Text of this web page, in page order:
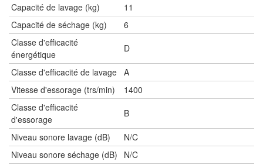
Capacité de lavage (kg)
11
Capacité de séchage (kg)
6
Classe d'efficacité
énergétique
D
Classe d'efficacité de lavage A
Vitesse d'essorage (trs/min)
1400
Classe d'efficacité
d'essorage
B
Niveau sonore lavage (dB)
N/C
Niveau sonore séchage (dB)
N/C